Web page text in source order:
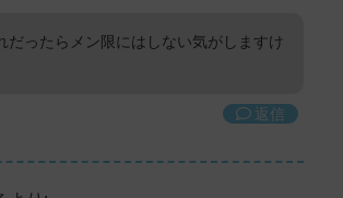
だったらメン限にはしない気がしますけ
返信